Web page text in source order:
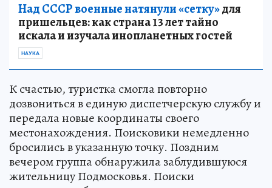
Над СССР военные натянули «сетку»для
пришельцев: как страна 13 лет тайно
искала и изучала инопланетных гостей
НАУКА
К счастью, туристка смогла повторно
дозвониться в единую диспетчерскую службу и
передала новые координаты своего
местонахождения. Поисковики немедленно
бросились в указанную точку. Поздним
вечером группа обнаружила заблудившуюся
жительницу Подмосковья. Поиски